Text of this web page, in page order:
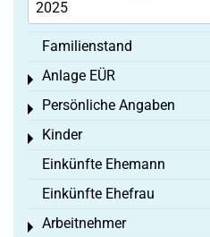
Familienstand
Anlage EÜR
Toggle menu
Persönliche Angaben
Toggle menu
Kinder
Toggle menu
Einkünfte Ehemann
Einkünfte Ehefrau
Arbeitnehmer
Toggle menu